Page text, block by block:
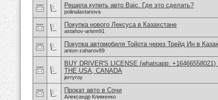
Решила купить авто Baic. Где это сделать?
polinalaxtanova
Покупка нового Лексуса в Казахстане
astahov-artem91
Покупка автомобиля Тойота через Трейд Ин в
anton-zaharov89
BUY DRIVER'S LICENSE (whatsapp:
THE USA, CANADA
jerryroy
Прокат авто в Сочи
Александр Клименко